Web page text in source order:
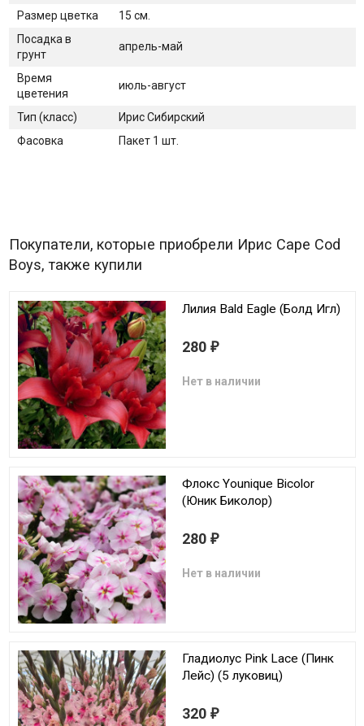
Размер цветка
15 см.
Посадка в
грунт
апрель-май
Время
цветения
июль-август
Тип (класс)
Ирис Сибирский
Фасовка
Пакет 1 шт.
Покупатели, которые приобрели Ирис Cape Cod
Boys, также купили
Лилия Bald Eagle (Болд Игл)
280 ₽
Нет в наличии
Флокс Younique Bicolor
(Юник Биколор)
280 ₽
Нет в наличии
Гладиолус Pink Lace (Пинк
Лейс) (5 луковиц)
320 ₽